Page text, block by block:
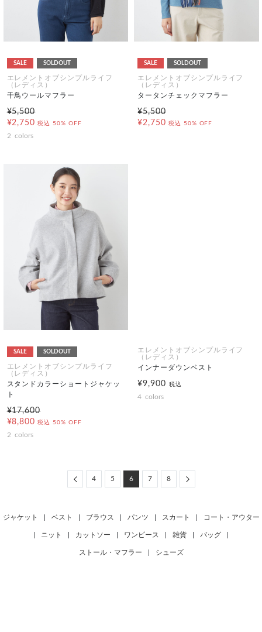
SALE SOLDOUT
エレメントオブシンプルライフ
（レディス）
千鳥ウールマフラー
¥5,500
¥2,750 税込 50% OFF
2 colors
SALE SOLDOUT
エレメントオブシンプルライフ
（レディス）
タータンチェックマフラー
¥5,500
¥2,750 税込 50% OFF
SALE SOLDOUT
エレメントオブシンプルライフ
（レディス）
スタンドカラーショートジャケッ
ト
¥17,600
¥8,800 税込 50% OFF
2 colors
エレメントオブシンプルライフ
（レディス）
インナーダウンベスト
¥9,900 税込
4 colors
Previous
4 5 6 7 8 Next
ジャケット ベスト ブラウス パンツ スカート コート・アウター
ニット カットソー ワンピース 雑貨 バッグ
ストール・マフラー シューズ